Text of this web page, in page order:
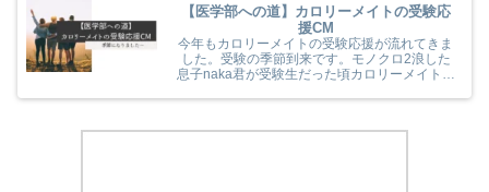
【医学部への道】カロリーメイトの受験応
援CM
今年もカロリーメイトの受験応援が流れてきま
した。受験の季節到来です。モノクロ2浪した
息子naka君が受験生だった頃カロリーメイトの
(^^) 今年のカロリーメイトの受験応援CMも音